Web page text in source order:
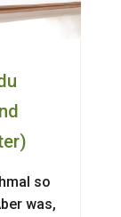
so
was,